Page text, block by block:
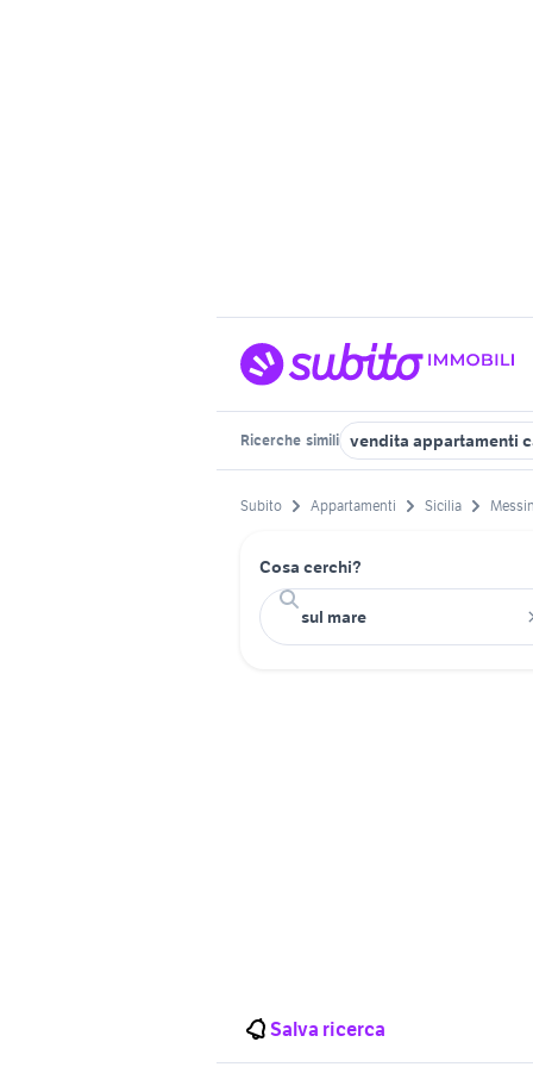
Ricerche simili vendita appartamenti
Subito Appartamenti Sicilia
Cosa cerchi?
Salva ricerca